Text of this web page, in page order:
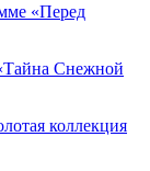
«Перед
Снежной
коллекция